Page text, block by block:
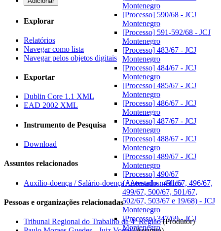
Montenegro
[Processo] 590/68 - JCJ
Montenegro
[Processo] 591-592/68 - JCJ
Montenegro
[Processo] 483/67 - JCJ
Montenegro
[Processo] 484/67 - JCJ
Montenegro
[Processo] 485/67 - JCJ
Montenegro
[Processo] 486/67 - JCJ
Montenegro
[Processo] 487/67 - JCJ
Montenegro
[Processo] 488/67 - JCJ
Montenegro
[Processo] 489/67 - JCJ
Montenegro
[Processo] 490/67
(Apensados: 491/67, 496/67,
499/67, 500/67, 501/67,
502/67, 503/67 e 19/68) - JCJ
Montenegro
[Processo] 347/69 - JCJ
Montenegro
Explorar
Relatórios
Navegar como lista
Navegar pelos objetos digitais
Exportar
Dublin Core 1.1 XML
EAD 2002 XML
Instrumento de Pesquisa
Download
Assuntos relacionados
Auxílio-doença / Salário-doença / Atestado médico
Pessoas e organizações relacionadas
Tribunal Regional do Trabalho da 4ª Região (Produtor)